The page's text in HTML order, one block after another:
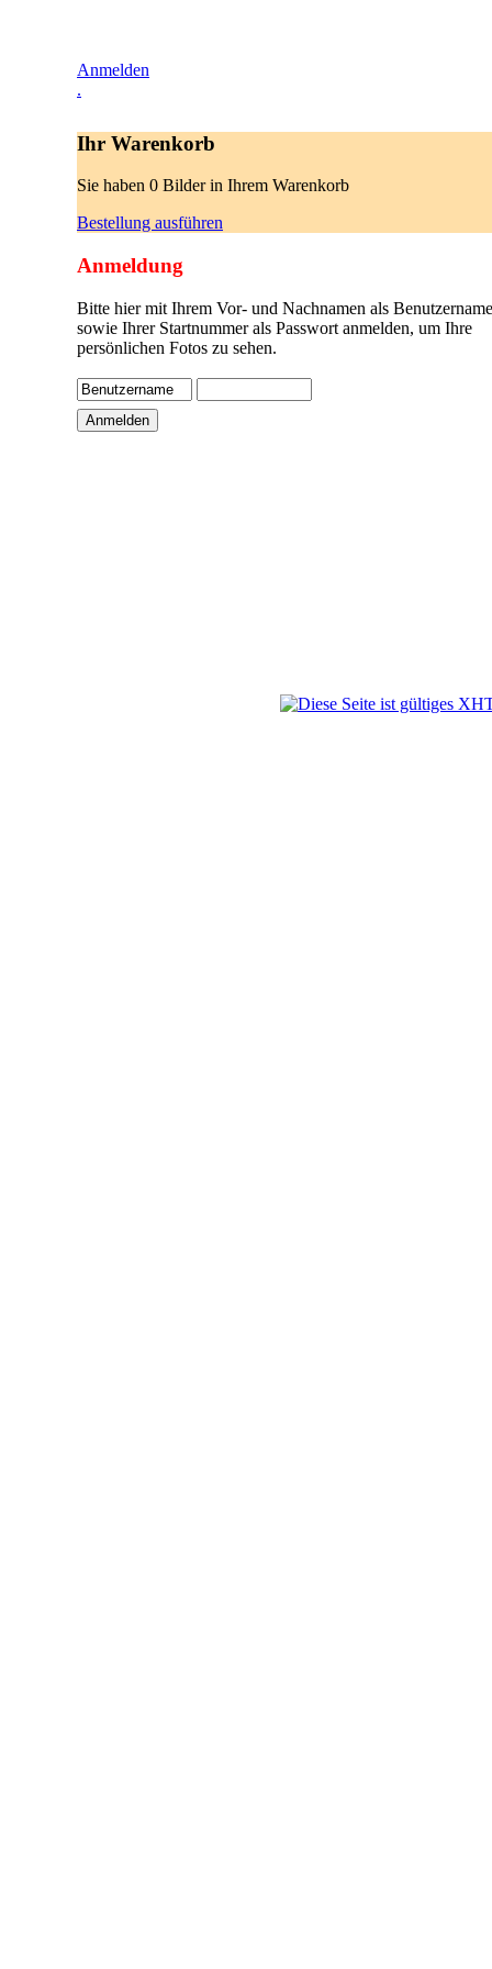
Anmelden
.
Ihr Warenkorb
Sie haben 0 Bilder in Ihrem Warenkorb
Bestellung ausführen
Anmeldung
Bitte hier mit Ihrem Vor- und Nachnamen als
sowie Ihrer Startnummer als Passwort anmelden, um Ihre
persönlichen Fotos zu sehen.